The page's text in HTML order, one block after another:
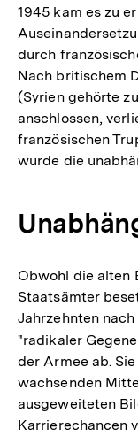
1945 kam es zu
durch
Nach britischem
(Syrien gehörte
anschlossen,
französischen
wurde die
Obwohl die alten
Staatsämter
Jahrzehnten
"radikaler
der Armee ab.
wachsenden
ausgeweiteten
Karrierechancen